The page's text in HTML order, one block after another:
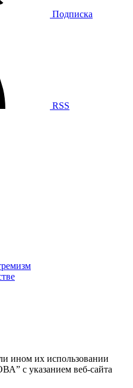
Подписка
RSS
ином их использовании
с указанием веб-сайта